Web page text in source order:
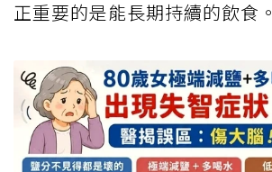
正重要的是能長期持續的飲食。